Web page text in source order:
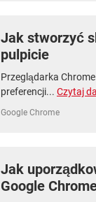
Jak stworzyć
pulpicie
Przeglądarka
preferencji... Czytaj
Google Chrome
Jak
Google